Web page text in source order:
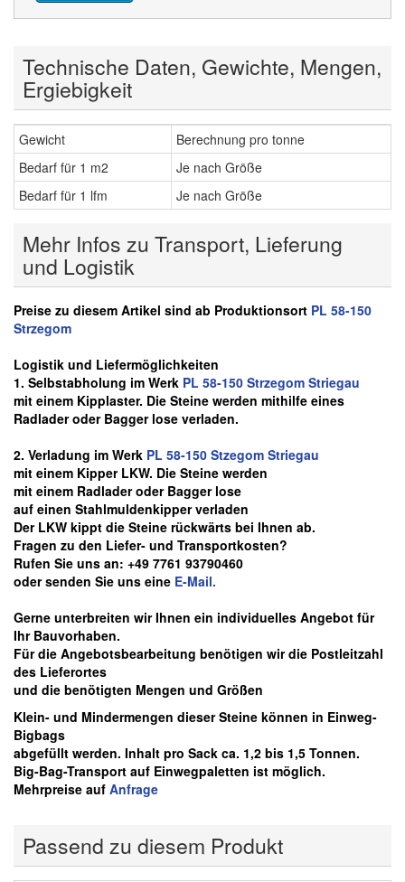
Technische Daten, Gewichte, Mengen,
Ergiebigkeit
Gewicht
Berechnung pro tonne
Bedarf für 1 m2
Je nach Größe
Bedarf für 1 lfm
Je nach Größe
Mehr Infos zu Transport, Lieferung
und Logistik
Preise zu diesem Artikel sind ab Produktionsort PL 58-150
Strzegom
Logistik und Liefermöglichkeiten
1. Selbstabholung im Werk PL 58-150 Strzegom Striegau
mit einem Kipplaster. Die Steine werden mithilfe eines
Radlader oder Bagger lose verladen.
2. Verladung im Werk PL 58-150 Stzegom Striegau
mit einem Kipper LKW. Die Steine werden
mit einem Radlader oder Bagger lose
auf einen Stahlmuldenkipper verladen
Der LKW kippt die Steine rückwärts bei Ihnen ab.
Fragen zu den Liefer- und Transportkosten?
Rufen Sie uns an: +49 7761 93790460
oder senden Sie uns eine E-Mail.
Gerne unterbreiten wir Ihnen ein individuelles Angebot für
Ihr Bauvorhaben.
Für die Angebotsbearbeitung benötigen wir die Postleitzahl
des Lieferortes
und die benötigten Mengen und Größen
Klein- und Mindermengen dieser Steine können in Einweg-
Bigbags
abgefüllt werden. Inhalt pro Sack ca. 1,2 bis 1,5 Tonnen.
Big-Bag-Transport auf Einwegpaletten ist möglich.
Mehrpreise auf Anfrage
Passend zu diesem Produkt